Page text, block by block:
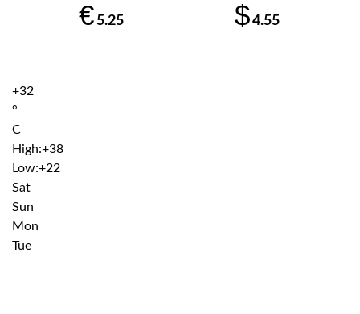
€ 5.25 $4.55
+32
°
C
High:+38
Low:+22
Sat
Sun
Mon
Tue